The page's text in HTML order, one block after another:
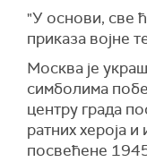
"У основи, све
приказа војне
Москва је
симболима
центру града
ратних хероја и
посвећене